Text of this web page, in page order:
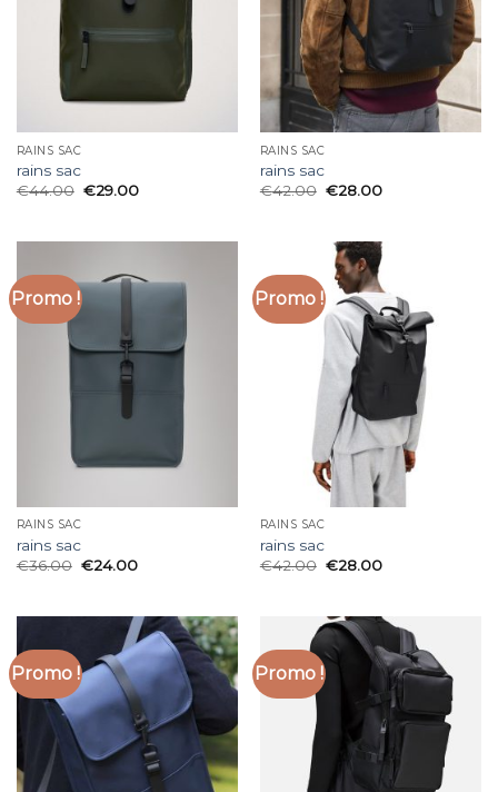
RAINS SAC
rains sac
€44.00 €29.00
RAINS SAC
rains sac
€42.00 €28.00
Promo !
RAINS SAC
rains sac
€36.00 €24.00
Promo !
RAINS SAC
rains sac
€42.00 €28.00
Promo ! Promo !